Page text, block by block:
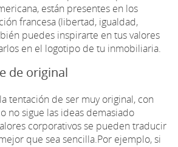
están presentes en los
francesa (libertad, igualdad,
puedes inspirarte en tus valores
en el logotipo de tu inmobiliaria.
de original
tentación de ser muy original, con
no sigue las ideas demasiado
corporativos se pueden traducir
que sea sencilla.Por ejemplo, si